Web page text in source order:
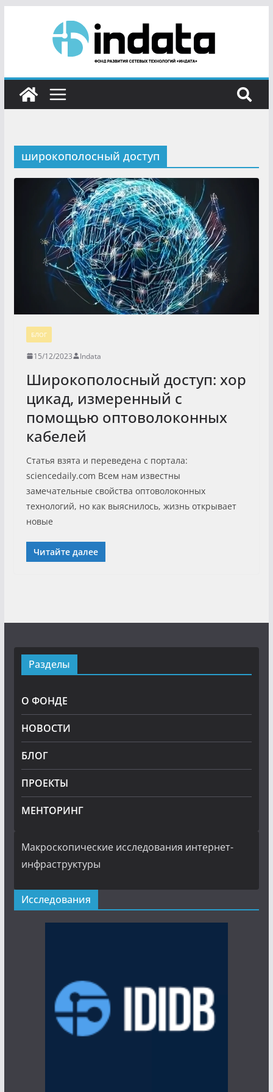
широкополосный доступ
БЛОГ
15/12/2023 Indata
Широкополосный доступ: хор
цикад, измеренный с
помощью оптоволоконных
кабелей
Статья взята и переведена с портала:
sciencedaily.com Всем нам известны
замечательные свойства оптоволоконных
технологий, но как выяснилось, жизнь открывает
новые
Читайте далее
Разделы
О ФОНДЕ
НОВОСТИ
БЛОГ
ПРОЕКТЫ
МЕНТОРИНГ
Макроскопические исследования интернет-
инфраструктуры
Исследования